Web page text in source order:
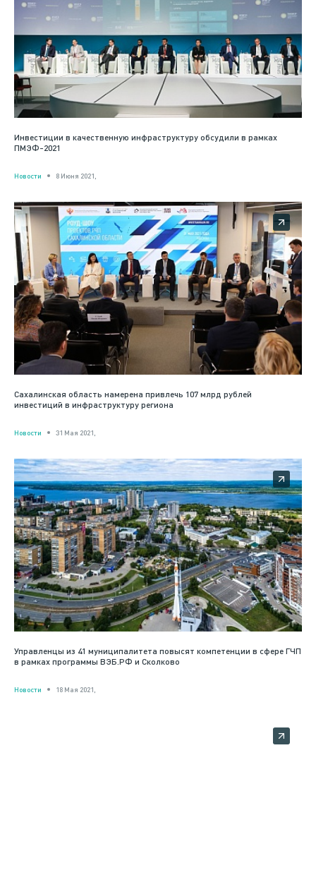
Инвестиции в качественную инфраструктуру обсудили в рамках
ПМЭФ-2021
Новости 8 Июня 2021,
Сахалинская область намерена привлечь 107 млрд рублей
инвестиций в инфраструктуру региона
Новости 31 Мая 2021,
Управленцы из 41 муниципалитета повысят компетенции в сфере ГЧП
в рамках программы ВЭБ.РФ и Сколково
Новости 18 Мая 2021,